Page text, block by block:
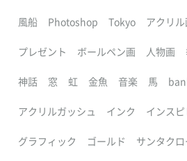
風船 Photoshop Tokyo アクリル
プレゼント ボールペン画 人物画
神話 窓 虹 金魚 音楽 馬
アクリルガッシュ インク インス
グラフィック ゴールド サンタクロ